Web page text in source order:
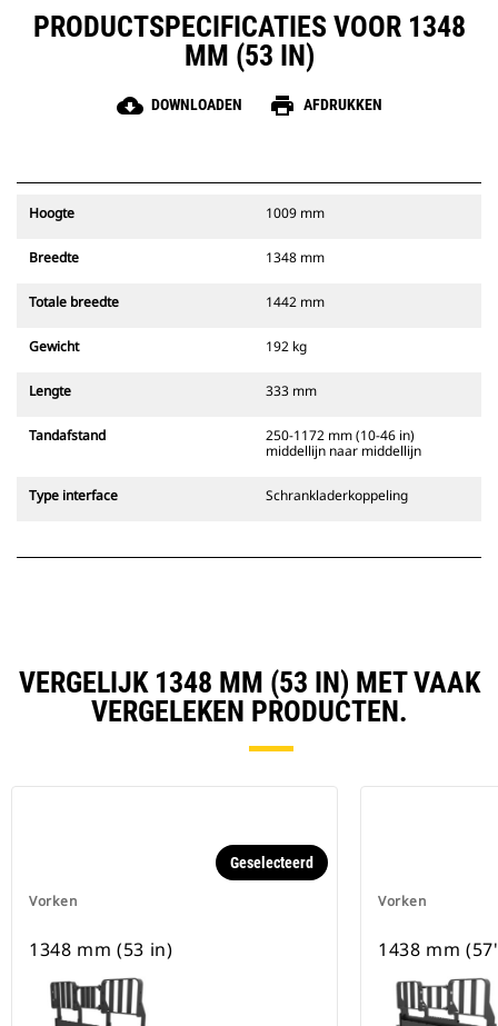
PRODUCTSPECIFICATIES VOOR 1348
MM (53 IN)
cloud_download DOWNLOADEN print AFDRUKKEN
Hoogte 1009 mm
Breedte 1348 mm
Totale breedte 1442 mm
Gewicht 192 kg
Lengte 333 mm
Tandafstand
250-1172 mm (10-46 in)
middellijn naar middellijn
Type interface Schrankladerkoppeling
VERGELIJK 1348 MM (53 IN) MET VAAK
VERGELEKEN PRODUCTEN.
Vorken
Geselecteerd
1348 mm (53 in)
Vorken
1438 mm